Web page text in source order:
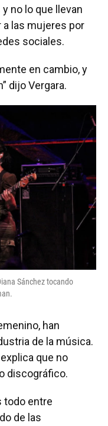
no lo que llevan
las mujeres por
sociales.
en cambio, y
dijo Vergara.
Sánchez tocando
han
de la música.
que no
discográfico.
todo entre
de las